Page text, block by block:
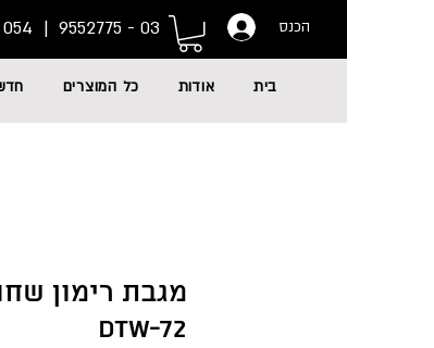
הכנס 03 - 9552775 |
בית אודות כל המוצרים
מגבת רימון
DTW-72